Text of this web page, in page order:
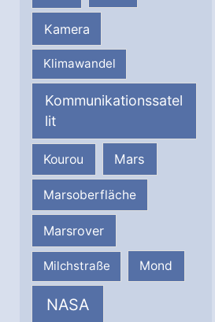
Kamera
Klimawandel
Kommunikationssatel
lit
Kourou Mars
Marsoberfläche
Marsrover
Milchstraße Mond
NASA